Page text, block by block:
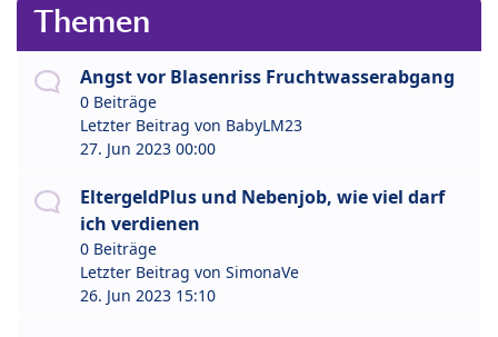
Themen
Angst vor Blasenriss Fruchtwasserabgang
0 Beiträge
Letzter Beitrag von BabyLM23
27. Jun 2023 00:00
EltergeldPlus und Nebenjob, wie viel darf
ich verdienen
0 Beiträge
Letzter Beitrag von SimonaVe
26. Jun 2023 15:10